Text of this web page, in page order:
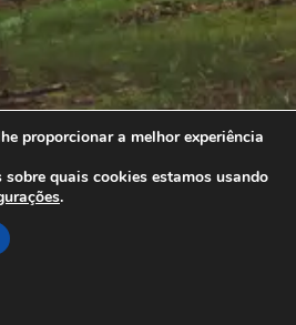
proporcionar a melhor experiência
sobre quais cookies estamos usando
.